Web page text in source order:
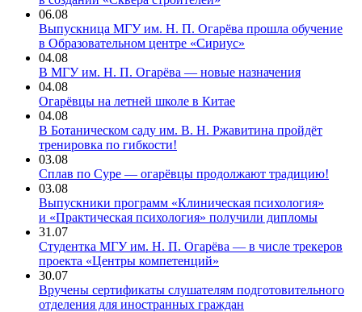
06.08
Выпускница МГУ им. Н. П. Огарёва прошла обучение
в Образовательном центре «Сириус»
04.08
В МГУ им. Н. П. Огарёва — новые назначения
04.08
Огарёвцы на летней школе в Китае
04.08
В Ботаническом саду им. В. Н. Ржавитина пройдёт
тренировка по гибкости!
03.08
Сплав по Суре — огарёвцы продолжают традицию!
03.08
Выпускники программ «Клиническая психология»
и «Практическая психология» получили дипломы
31.07
Студентка МГУ им. Н. П. Огарёва — в числе трекеров
проекта «Центры компетенций»
30.07
Вручены сертификаты слушателям подготовительного
отделения для иностранных граждан